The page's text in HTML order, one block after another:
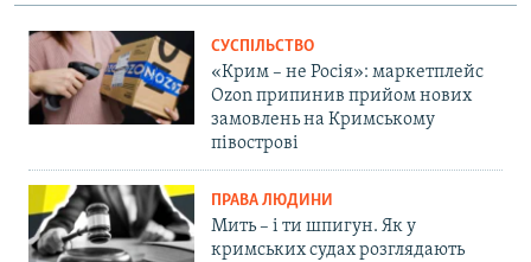
СУСПІЛЬСТВО
«Крим – не Росія»: маркетплейс
Ozon припинив прийом нових
замовлень на Кримському
півострові
ПРАВА ЛЮДИНИ
Мить – і ти шпигун. Як у
кримських судах розглядають